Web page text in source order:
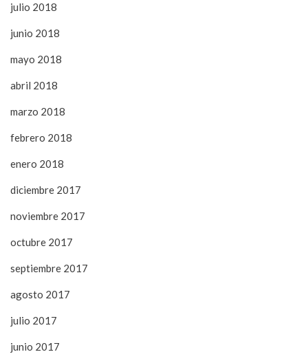
julio 2018
junio 2018
mayo 2018
abril 2018
marzo 2018
febrero 2018
enero 2018
diciembre 2017
noviembre 2017
octubre 2017
septiembre 2017
agosto 2017
julio 2017
junio 2017